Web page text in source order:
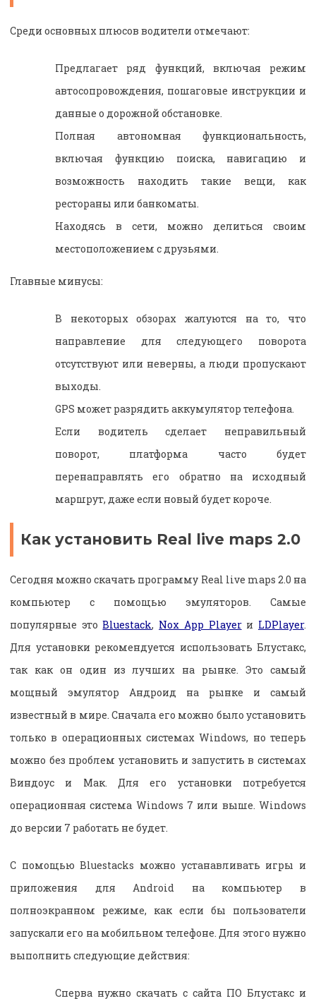
Среди основных плюсов водители отмечают:
Предлагает ряд функций, включая режим
автосопровождения, пошаговые инструкции и
данные о дорожной обстановке.
Полная автономная функциональность,
включая функцию поиска, навигацию и
возможность находить такие вещи, как
рестораны или банкоматы.
Находясь в сети, можно делиться своим
местоположением с друзьями.
Главные минусы:
В некоторых обзорах жалуются на то, что
направление для следующего поворота
отсутствуют или неверны, а люди пропускают
выходы.
GPS может разрядить аккумулятор телефона.
Если водитель сделает неправильный
поворот, платформа часто будет
перенаправлять его обратно на исходный
маршрут, даже если новый будет короче.
Как установить Real live maps 2.0
Сегодня можно скачать программу Real live maps 2.0 на
компьютер с помощью эмуляторов. Самые
популярные этоBluestack, Nox App Playerи LDPlayer.
Для установки рекомендуется использовать Блустакс,
так как он один из лучших на рынке. Это самый
мощный эмулятор Андроид на рынке и самый
известный в мире. Сначала его можно было установить
только в операционных системах Windows, но теперь
можно без проблем установить и запустить в системах
Виндоус и Мак. Для его установки потребуется
операционная система Windows 7 или выше. Windows
до версии 7 работать не будет.
С помощью Bluestacks можно устанавливать игры и
приложения для Android на компьютер в
полноэкранном режиме, как если бы пользователи
запускали его на мобильном телефоне. Для этого нужно
выполнить следующие действия:
Сперва нужно скачать с сайта ПО Блустакс и